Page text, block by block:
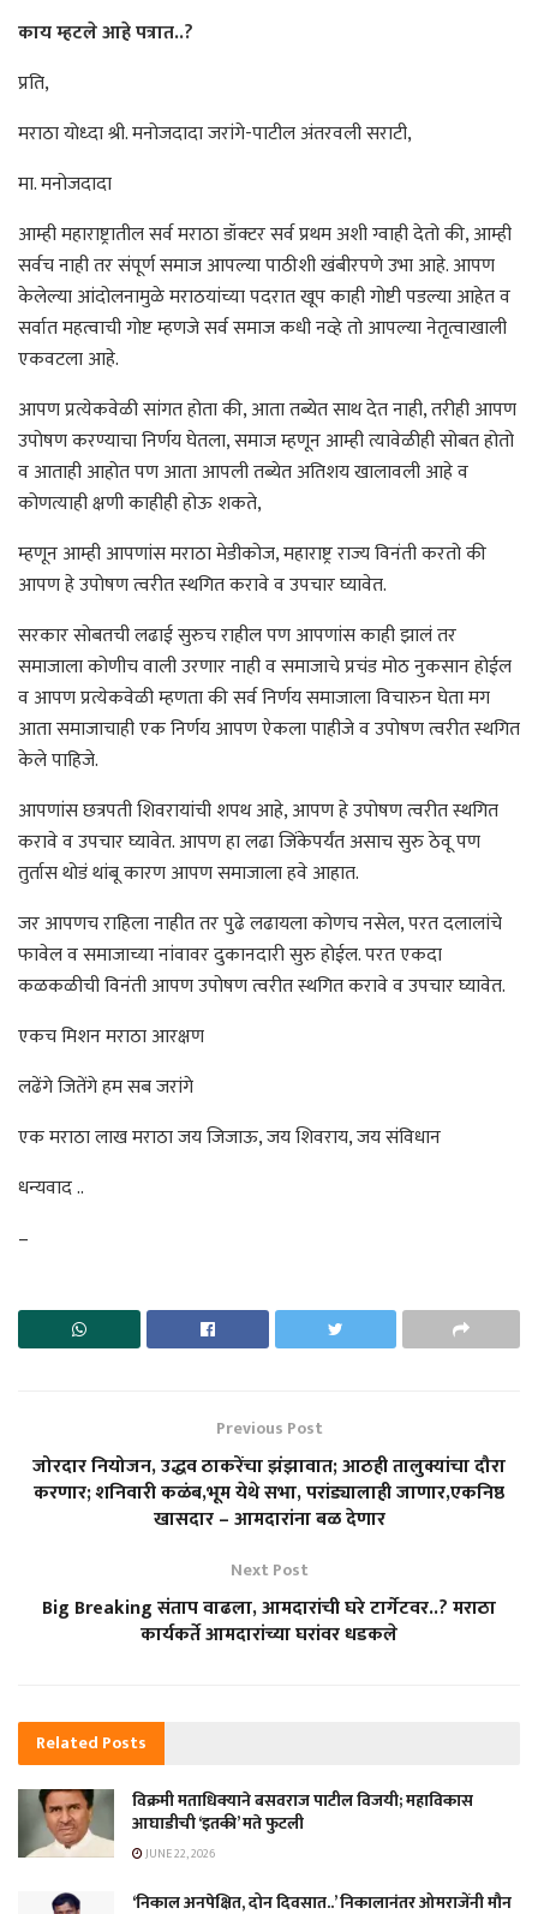
काय म्हटले आहे पत्रात..?
प्रति,
मराठा योध्दा श्री. मनोजदादा जरांगे-पाटील अंतरवली सराटी,
मा. मनोजदादा
आम्ही महाराष्ट्रातील सर्व मराठा डॉक्टर सर्व प्रथम अशी ग्वाही देतो की, आम्ही
सर्वच नाही तर संपूर्ण समाज आपल्या पाठीशी खंबीरपणे उभा आहे. आपण
केलेल्या आंदोलनामुळे मराठयांच्या पदरात खूप काही गोष्टी पडल्या आहेत व
सर्वात महत्वाची गोष्ट म्हणजे सर्व समाज कधी नव्हे तो आपल्या नेतृत्वाखाली
एकवटला आहे.
आपण प्रत्येकवेळी सांगत होता की, आता तब्येत साथ देत नाही, तरीही आपण
उपोषण करण्याचा निर्णय घेतला, समाज म्हणून आम्ही त्यावेळीही सोबत होतो
व आताही आहोत पण आता आपली तब्येत अतिशय खालावली आहे व
कोणत्याही क्षणी काहीही होऊ शकते,
म्हणून आम्ही आपणांस मराठा मेडीकोज, महाराष्ट्र राज्य विनंती करतो की
आपण हे उपोषण त्वरीत स्थगित करावे व उपचार घ्यावेत.
सरकार सोबतची लढाई सुरुच राहील पण आपणांस काही झालं तर
समाजाला कोणीच वाली उरणार नाही व समाजाचे प्रचंड मोठ नुकसान होईल
व आपण प्रत्येकवेळी म्हणता की सर्व निर्णय समाजाला विचारुन घेता मग
आता समाजाचाही एक निर्णय आपण ऐकला पाहीजे व उपोषण त्वरीत स्थगित
केले पाहिजे.
आपणांस छत्रपती शिवरायांची शपथ आहे, आपण हे उपोषण त्वरीत स्थगित
करावे व उपचार घ्यावेत. आपण हा लढा जिंकेपर्यंत असाच सुरु ठेवू पण
तुर्तास थोडं थांबू कारण आपण समाजाला हवे आहात.
जर आपणच राहिला नाहीत तर पुढे लढायला कोणच नसेल, परत दलालांचे
फावेल व समाजाच्या नांवावर दुकानदारी सुरु होईल. परत एकदा
कळकळीची विनंती आपण उपोषण त्वरीत स्थगित करावे व उपचार घ्यावेत.
एकच मिशन मराठा आरक्षण
लढेंगे जितेंगे हम सब जरांगे
एक मराठा लाख मराठा जय जिजाऊ, जय शिवराय, जय संविधान
धन्यवाद ..
–
Previous Post
जोरदार नियोजन, उद्धव ठाकरेंचा झंझावात; आठही तालुक्यांचा दौरा
करणार; शनिवारी कळंब,भूम येथे सभा, परांड्यालाही जाणार,एकनिष्ठ
खासदार – आमदारांना बळ देणार
Next Post
Big Breaking संताप वाढला, आमदारांची घरे टार्गेटवर..? मराठा
कार्यकर्ते आमदारांच्या घरांवर धडकले
Related Posts
विक्रमी मताधिक्याने बसवराज पाटील विजयी; महाविकास
आघाडीची ‘इतकी’ मते फुटली
JUNE 22, 2026
‘निकाल अनपेक्षित, दोन दिवसात..’ निकालानंतर ओमराजेंनी मौन